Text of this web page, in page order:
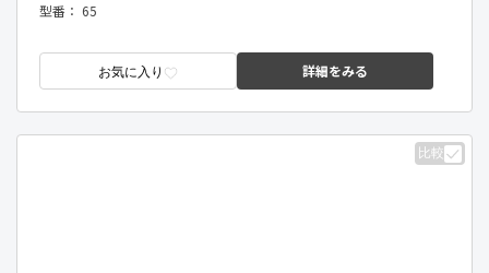
型番： 65
お気に入り 詳細をみる
比較